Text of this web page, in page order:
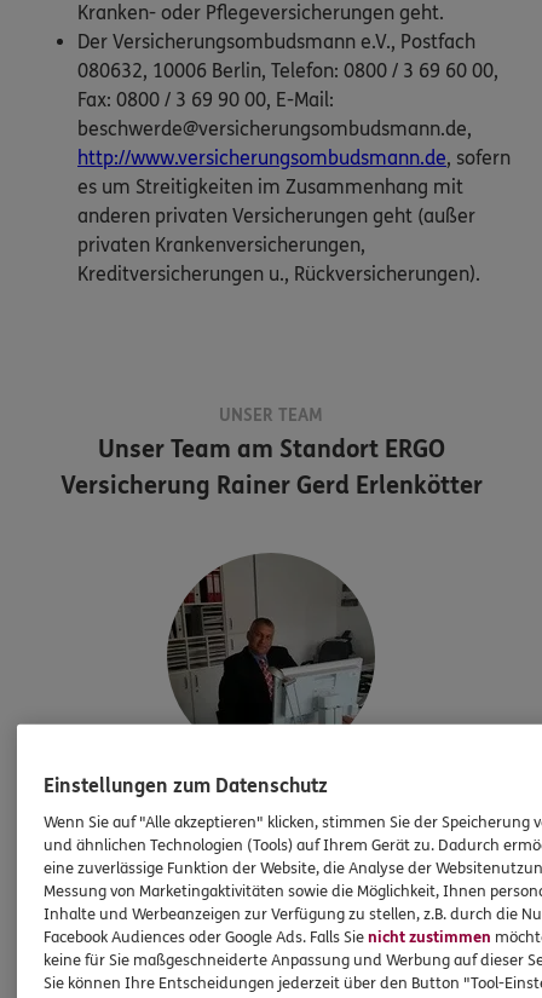
Kranken- oder Pflegeversicherungen geht.
Der Versicherungsombudsmann e.V., Postfach
080632, 10006 Berlin, Telefon: 0800 / 3 69 60 00,
Fax: 0800 / 3 69 90 00, E-Mail:
beschwerde@versicherungsombudsmann.de,
http://www.versicherungsombudsmann.de, sofern
es um Streitigkeiten im Zusammenhang mit
anderen privaten Versicherungen geht (außer
privaten Krankenversicherungen,
Kreditversicherungen u., Rückversicherungen).
UNSER TEAM
Unser Team am StandortERGO
Versicherung Rainer Gerd Erlenkötter
Leiter der Generalagentur
Tel: 05248821444
rainer.erlenkoetter@ergo.de
Einstellungen zum Datenschutz
Wenn Sie auf "Alle akzeptieren" klicken, stimmen Sie der Speicherung
und ähnlichen Technologien (Tools) auf Ihrem Gerät zu. Dadurch
eine zuverlässige Funktion der Website, die Analyse der
Messung von Marketingaktivitäten sowie die Möglichkeit, Ihnen
Inhalte und Werbeanzeigen zur Verfügung zu stellen, z.B. durch die
Facebook Audiences oder Google Ads. Falls Sienicht zustimmen
keine für Sie maßgeschneiderte Anpassung und Werbung auf dieser
Sie können Ihre Entscheidungen jederzeit über den Button "Tool-